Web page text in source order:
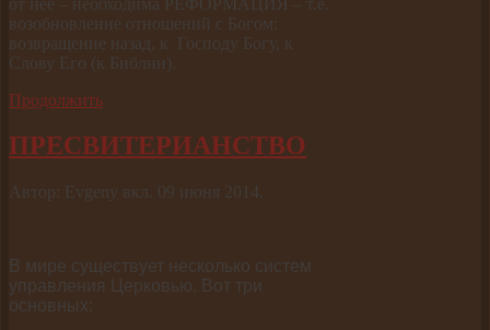
возобновление отношений с Богом:
возвращение назад, к Господу Богу, к
Слову Его (к Библии).
Продолжить
ПРЕСВИТЕРИАНСТВО
Автор: Evgeny вкл. 09 июня 2014
В мире существует несколько систем
управления Церковью. Вот три
основных: